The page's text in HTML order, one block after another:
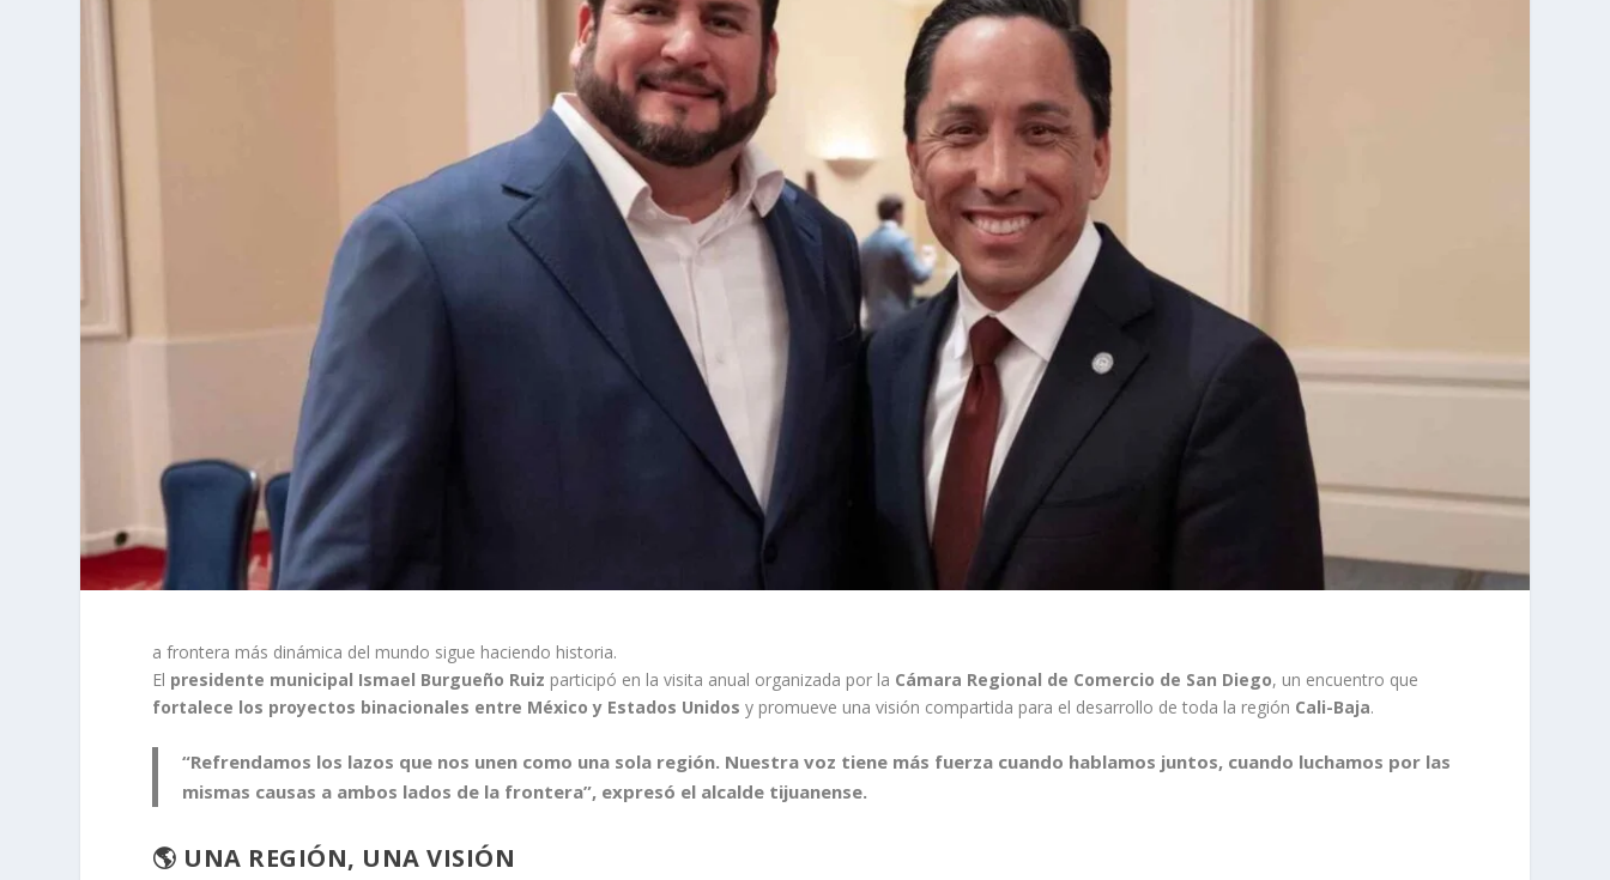
a frontera más dinámica del mundo sigue haciendo historia.
El presidente municipal Ismael Burgueño Ruiz participó en la visita anual organizada por la Cámara Regional de Comercio de San Diego, un encuentro que
fortalece los proyectos binacionales entre México y Estados Unidos y promueve una visión compartida para el desarrollo de toda la región Cali-Baja.
“Refrendamos los lazos que nos unen como una sola región. Nuestra voz tiene más fuerza cuando hablamos juntos, cuando luchamos por las
mismas causas a ambos lados de la frontera”, expresó el alcalde tijuanense.
🌎 UNA REGIÓN, UNA VISIÓN